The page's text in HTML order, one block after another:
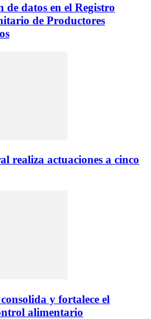
de datos en el Registro
de Productores
realiza actuaciones a cinco
y fortalece el
alimentario